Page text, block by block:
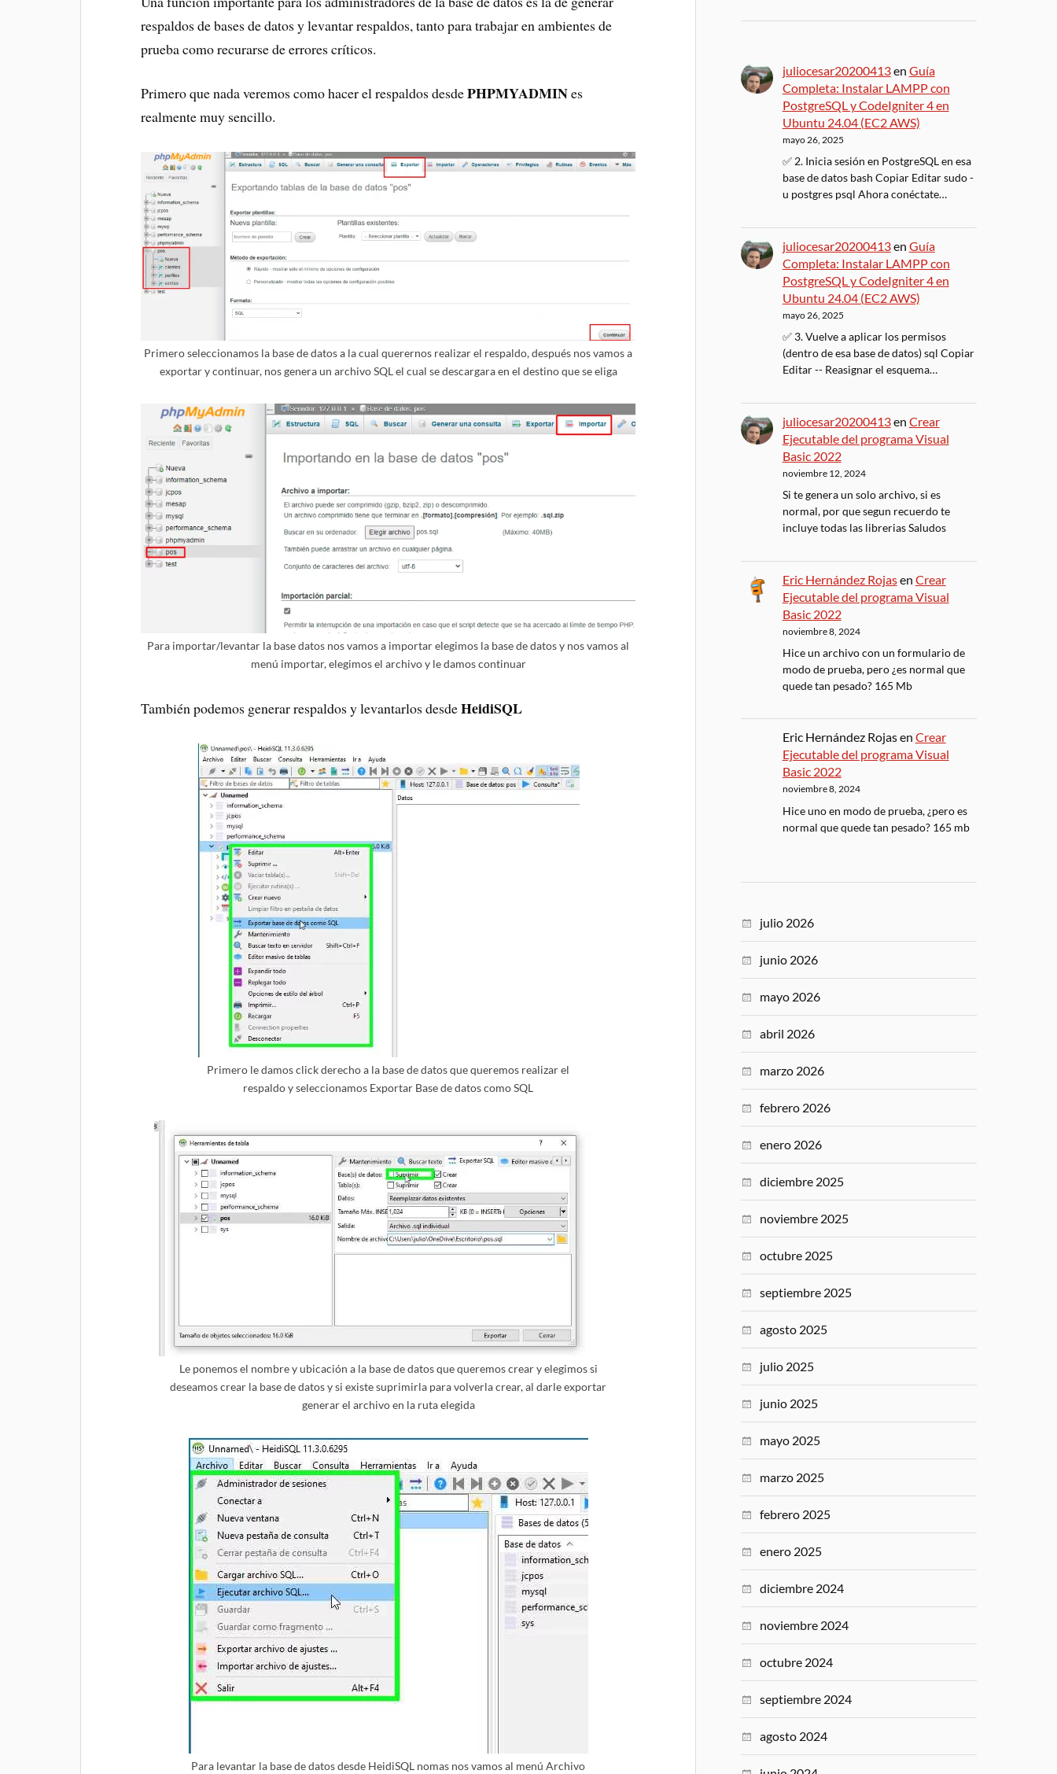
respaldos de bases de datos y levantar respaldos, tanto para trabajar en ambientes de
prueba como recurarse de errores críticos.
Primero que nada veremos como hacer el respaldos desdePHPMYADMINes
realmente muy sencillo.
Primero seleccionamos la base de datos a la cual querernos realizar el respaldo, después nos vamos a
exportar y continuar, nos genera un archivo SQL el cual se descargara en el destino que se eliga
Para importar/levantar la base datos nos vamos a importar elegimos la base de datos y nos vamos al
menú importar, elegimos el archivo y le damos continuar
También podemos generar respaldos y levantarlos desdeHeidiSQL
Primero le damos click derecho a la base de datos que queremos realizar el
respaldo y seleccionamos Exportar Base de datos como SQL
Le ponemos el nombre y ubicación a la base de datos que queremos crear y elegimos si
deseamos crear la base de datos y si existe suprimirla para volverla crear, al darle exportar
generar el archivo en la ruta elegida
Para levantar la base de datos desde HeidiSQL nomas nos vamos al menú Archivo
juliocesar20200413en Guía
Completa: Instalar LAMPP con
PostgreSQL y CodeIgniter 4 en
Ubuntu 24.04 (EC2 AWS)
mayo 26, 2025
✅ 2. Inicia sesión en PostgreSQL en esa
base de datos bash Copiar Editar sudo -
u postgres psql Ahora conéctate…
juliocesar20200413en Guía
Completa: Instalar LAMPP con
PostgreSQL y CodeIgniter 4 en
Ubuntu 24.04 (EC2 AWS)
mayo 26, 2025
✅ 3. Vuelve a aplicar los permisos
(dentro de esa base de datos) sql Copiar
Editar -- Reasignar el esquema…
juliocesar20200413en Crear
Ejecutable del programa Visual
Basic 2022
noviembre 12, 2024
Si te genera un solo archivo, si es
normal, por que segun recuerdo te
incluye todas las librerias Saludos
Eric Hernández Rojasen Crear
Ejecutable del programa Visual
Basic 2022
noviembre 8, 2024
Hice un archivo con un formulario de
modo de prueba, pero ¿es normal que
quede tan pesado? 165 Mb
Eric Hernández Rojasen Crear
Ejecutable del programa Visual
Basic 2022
noviembre 8, 2024
Hice uno en modo de prueba, ¿pero es
normal que quede tan pesado? 165 mb
julio 2026
junio 2026
mayo 2026
abril 2026
marzo 2026
febrero 2026
enero 2026
diciembre 2025
noviembre 2025
octubre 2025
septiembre 2025
agosto 2025
julio 2025
junio 2025
mayo 2025
marzo 2025
febrero 2025
enero 2025
diciembre 2024
noviembre 2024
octubre 2024
septiembre 2024
agosto 2024